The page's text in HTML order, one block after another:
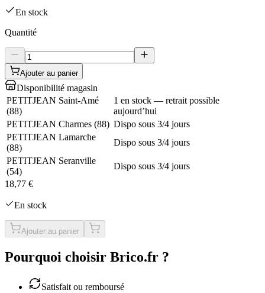
En stock
Quantité
Ajouter au panier
Disponibilité magasin
PETITJEAN Saint-Amé
(88)
1 en stock — retrait possible
aujourd’hui
PETITJEAN Charmes (88) Dispo sous 3/4 jours
PETITJEAN Lamarche
(88)
Dispo sous 3/4 jours
PETITJEAN Seranville
(54)
Dispo sous 3/4 jours
18,77 €
En stock
Ajouter au panier
Pourquoi choisir Brico.fr ?
Satisfait ou remboursé